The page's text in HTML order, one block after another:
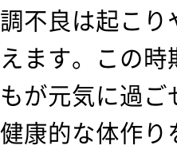
調不良は起こり
えます。この時
もが元気に過ご
健康的な体作り